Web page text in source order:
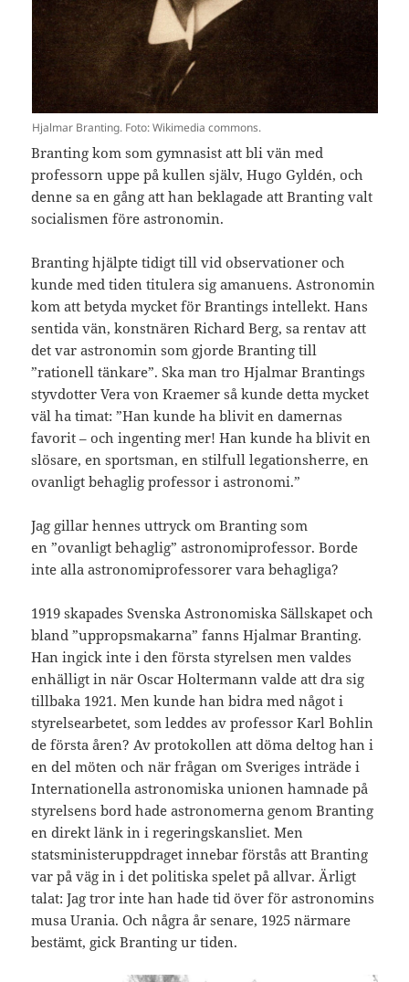
Hjalmar Branting. Foto: Wikimedia commons.
Branting kom som gymnasist att bli vän med
professorn uppe på kullen själv, Hugo Gyldén, och
denne sa en gång att han beklagade att Branting valt
socialismen före astronomin.
Branting hjälpte tidigt till vid observationer och
kunde med tiden titulera sig amanuens. Astronomin
kom att betyda mycket för Brantings intellekt. Hans
sentida vän, konstnären Richard Berg, sa rentav att
det var astronomin som gjorde Branting till
”rationell tänkare”. Ska man tro Hjalmar Brantings
styvdotter Vera von Kraemer så kunde detta mycket
väl ha timat: ”Han kunde ha blivit en damernas
favorit – och ingenting mer! Han kunde ha blivit en
slösare, en sportsman, en stilfull legationsherre, en
ovanligt behaglig professor i astronomi.”
Jag gillar hennes uttryck om Branting som
en ”ovanligt behaglig” astronomiprofessor. Borde
inte alla astronomiprofessorer vara behagliga?
1919 skapades Svenska Astronomiska Sällskapet och
bland ”uppropsmakarna” fanns Hjalmar Branting.
Han ingick inte i den första styrelsen men valdes
enhälligt in när Oscar Holtermann valde att dra sig
tillbaka 1921. Men kunde han bidra med något i
styrelsearbetet, som leddes av professor Karl Bohlin
de första åren? Av protokollen att döma deltog han i
en del möten och när frågan om Sveriges inträde i
Internationella astronomiska unionen hamnade på
styrelsens bord hade astronomerna genom Branting
en direkt länk in i regeringskansliet. Men
statsministeruppdraget innebar förstås att Branting
var på väg in i det politiska spelet på allvar. Ärligt
talat: Jag tror inte han hade tid över för astronomins
musa Urania. Och några år senare, 1925 närmare
bestämt, gick Branting ur tiden.